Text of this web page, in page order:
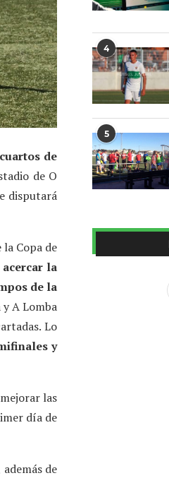
cuartos de
de O
disputará
Copa de
acercar la
de la
A Lomba
Lo
y
las
día de
de
4
5